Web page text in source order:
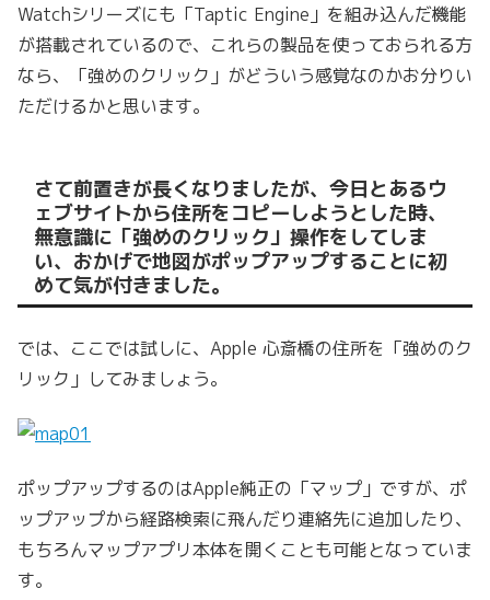
Watchシリーズにも「Taptic Engine」を組み込んだ機能
が搭載されているので、これらの製品を使っておられる方
なら、「強めのクリック」がどういう感覚なのかお分りい
ただけるかと思います。
さて前置きが長くなりましたが、今日とあるウ
ェブサイトから住所をコピーしようとした時、
無意識に「強めのクリック」操作をしてしま
い、おかげで地図がポップアップすることに初
めて気が付きました。
では、ここでは試しに、Apple 心斎橋の住所を「強めのク
リック」してみましょう。
ポップアップするのはApple純正の「マップ」ですが、ポ
ップアップから経路検索に飛んだり連絡先に追加したり、
もちろんマップアプリ本体を開くことも可能となっていま
す。